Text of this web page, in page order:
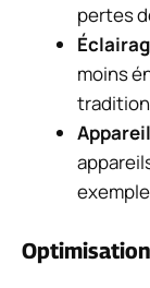
pertes
moins